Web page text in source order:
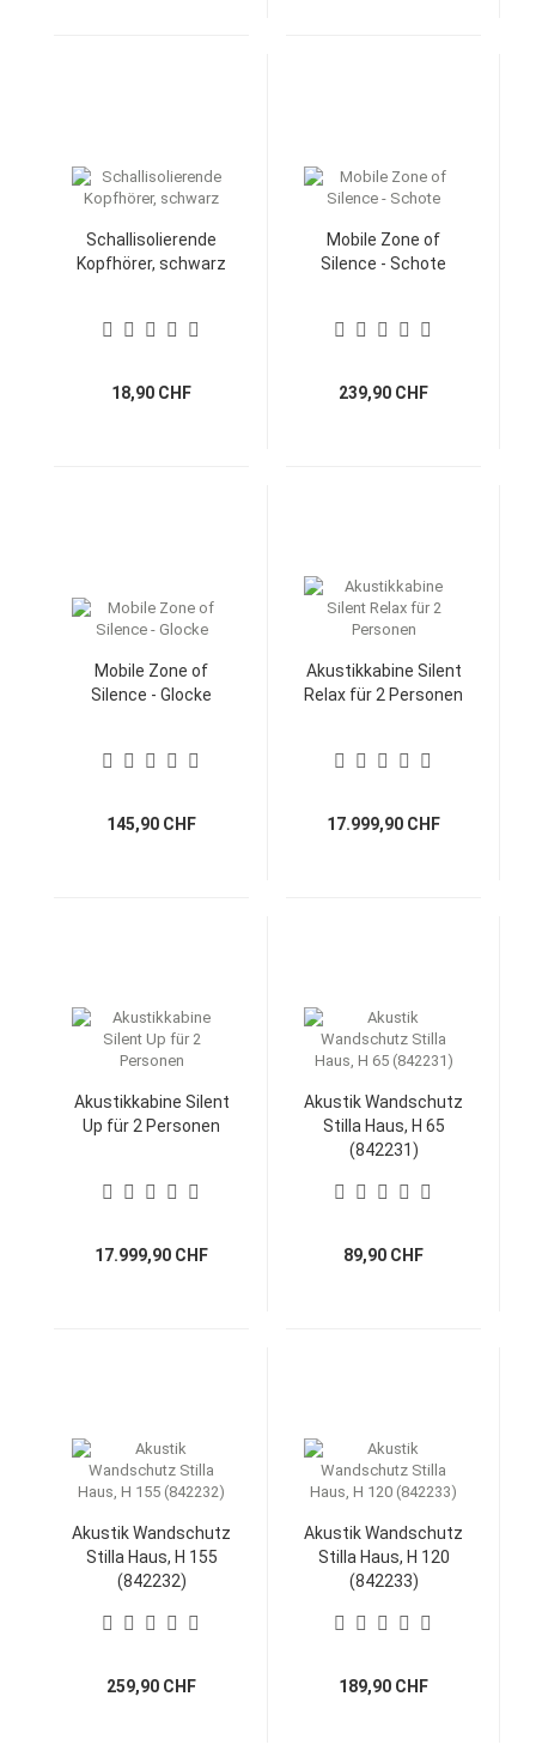
Schallisolierende
Kopfhörer, schwarz
18,90 CHF
Mobile Zone of
Silence - Schote
239,90 CHF
Mobile Zone of
Silence - Glocke
145,90 CHF
Akustikkabine Silent
Relax für 2 Personen
17.999,90 CHF
Akustikkabine Silent
Up für 2 Personen
17.999,90 CHF
Akustik Wandschutz
Stilla Haus, H 65
(842231)
89,90 CHF
Akustik Wandschutz
Stilla Haus, H 155
(842232)
259,90 CHF
Akustik Wandschutz
Stilla Haus, H 120
(842233)
189,90 CHF